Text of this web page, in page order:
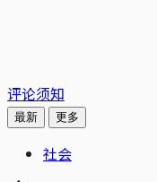
评论须知
最新 更多
社会